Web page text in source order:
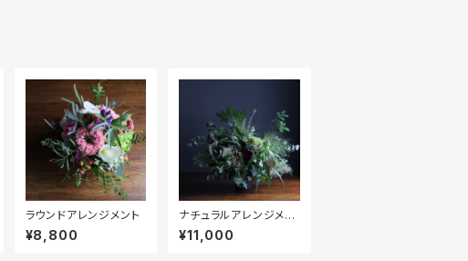
ラウンドアレンジメント
¥8,800
ナチュラルアレンジメン
ト
¥11,000